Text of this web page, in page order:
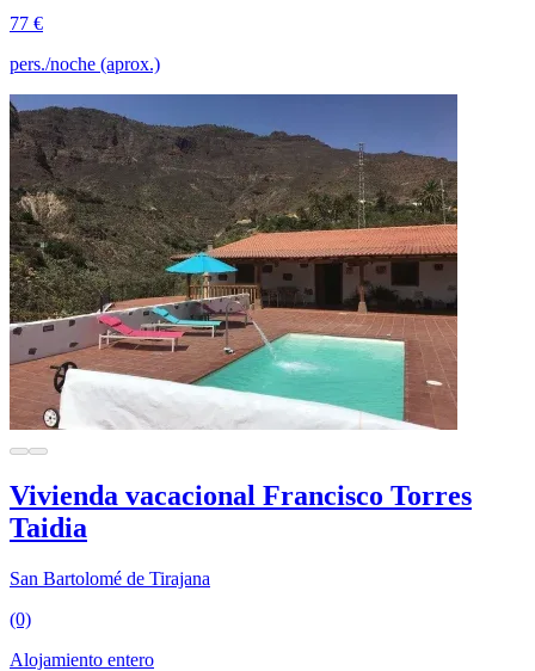
77 €
pers./noche (aprox.)
Vivienda vacacional Francisco Torres
Taidia
San Bartolomé de Tirajana
(0)
Alojamiento entero